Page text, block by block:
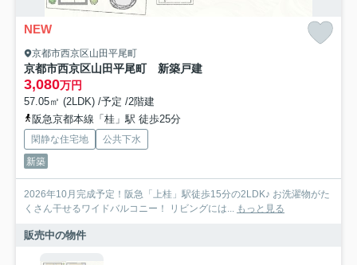
NEW
京都市西京区山田平尾町
京都市西京区山田平尾町 新築戸建
3,080万円
57.05㎡ (2LDK) /予定 /2階建
阪急京都本線「桂」駅 徒歩25分
閑静な住宅地
公共下水
新築
2026年10月完成予定！阪急「上桂」駅徒歩15分の2LDK♪ お洗濯物がた
くさん干せるワイドバルコニー！ リビングには... もっと見る
販売中の物件